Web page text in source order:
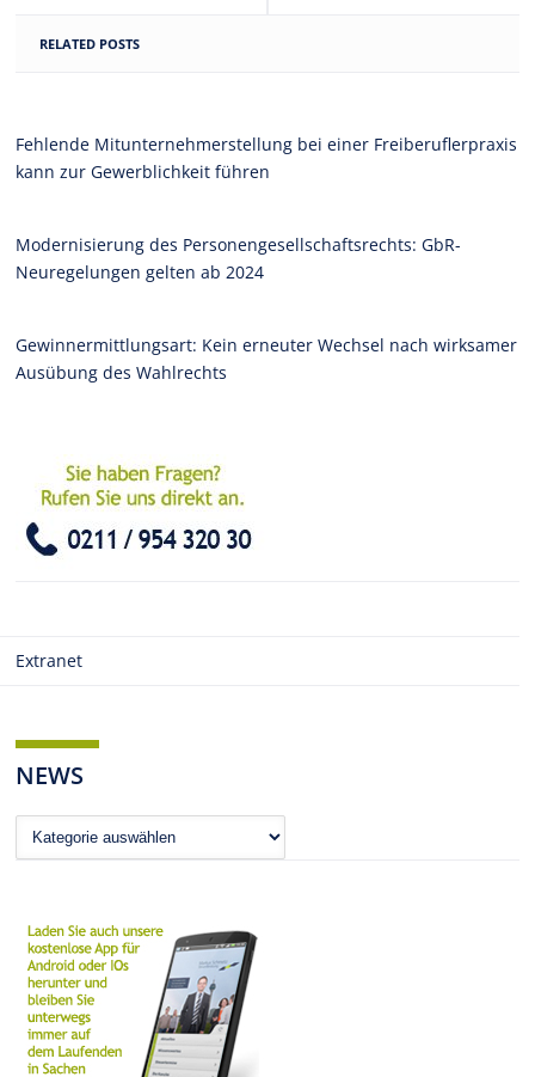
RELATED POSTS
Fehlende Mitunternehmerstellung bei einer Freiberuflerpraxis
kann zur Gewerblichkeit führen
Modernisierung des Personengesellschaftsrechts: GbR-
Neuregelungen gelten ab 2024
Gewinnermittlungsart: Kein erneuter Wechsel nach wirksamer
Ausübung des Wahlrechts
Extranet
NEWS
News